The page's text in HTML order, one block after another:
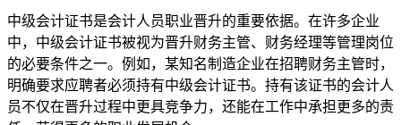
中级会计证书是会计人员职业晋升的重要依据。在许多企业
中，中级会计证书被视为晋升财务主管、财务经理等管理岗位
的必要条件之一。例如，某知名制造企业在招聘财务主管时，
明确要求应聘者必须持有中级会计证书。持有该证书的会计人
员不仅在晋升过程中更具竞争力，还能在工作中承担更多的责